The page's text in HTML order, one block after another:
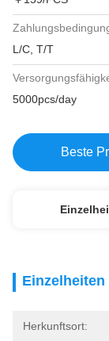
L/C, T/T
5000pcs/day
Beste
Einzelheiten
Herkunftsort: